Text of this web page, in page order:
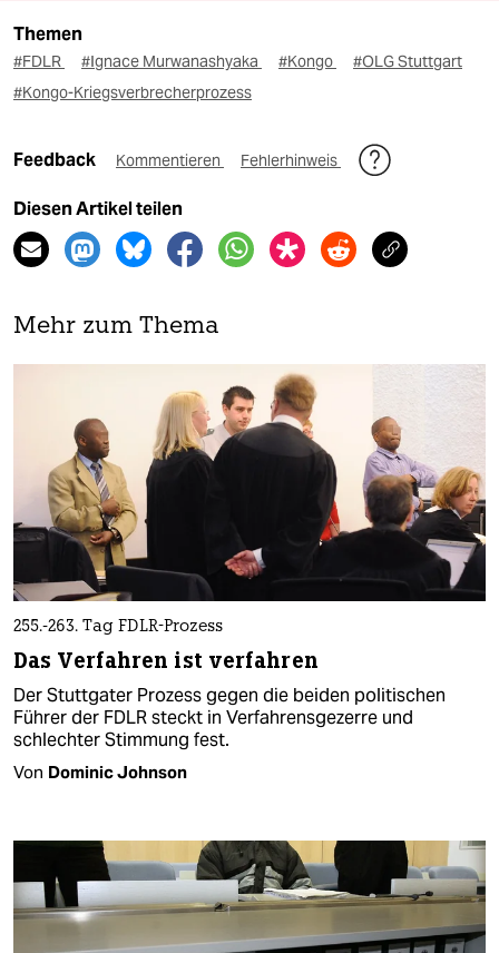
Themen
#FDLR #Ignace Murwanashyaka #Kongo
#OLG Stuttgart
#Kongo-Kriegsverbrecherprozess
Feedback Kommentieren Fehlerhinweis
Diesen Artikel teilen
Mehr zum Thema
255.-263. Tag FDLR-Prozess
Das Verfahren ist verfahren
Der Stuttgater Prozess gegen die beiden politischen
Führer der FDLR steckt in Verfahrensgezerre und
schlechter Stimmung fest.
Von Dominic Johnson